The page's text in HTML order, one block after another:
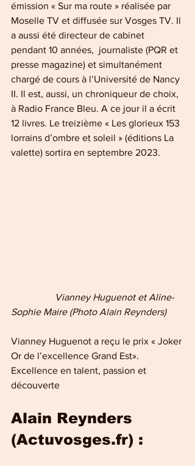
émission « Sur ma route » réalisée par
Moselle TV et diffusée sur Vosges TV. Il
a aussi été directeur de cabinet
pendant 10 années,  journaliste (PQR et
presse magazine) et simultanément
chargé de cours à l’Université de Nancy
II. Il est, aussi, un chroniqueur de choix,
à Radio France Bleu. A ce jour il a écrit
12 livres. Le treizième « Les glorieux 153
lorrains d’ombre et soleil » (éditions La
valette) sortira en septembre 2023.
Vianney Huguenot et Aline-
Sophie Maire (Photo Alain Reynders)
Vianney Huguenot a reçu le prix « Joker
Or de l’excellence Grand Est».
Excellence en talent, passion et
découverte
Alain Reynders
(Actuvosges.fr) :